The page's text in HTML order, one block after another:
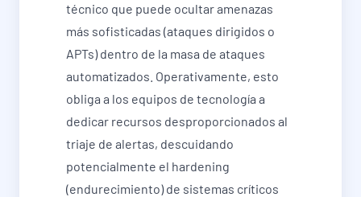
técnico que puede ocultar amenazas
más sofisticadas (ataques dirigidos o
APTs) dentro de la masa de ataques
automatizados. Operativamente, esto
obliga a los equipos de tecnología a
dedicar recursos desproporcionados al
triaje de alertas, descuidando
potencialmente el hardening
(endurecimiento) de sistemas críticos